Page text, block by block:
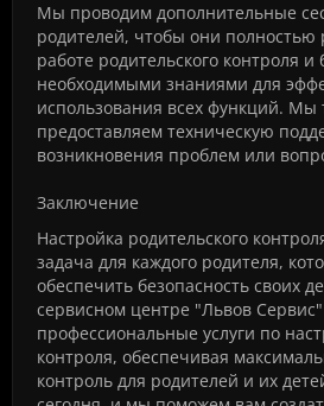
Мы проводим дополнительные
родителей, чтобы они полностью
работе родительского контроля
необходимыми знаниями для
использования всех функций. Мы
предоставляем техническую
возникновения проблем или
Заключение
Настройка родительского
задача для каждого родителя,
обеспечить безопасность своих
сервисном центре "Львов
профессиональные услуги по
контроля, обеспечивая
контроль для родителей и их